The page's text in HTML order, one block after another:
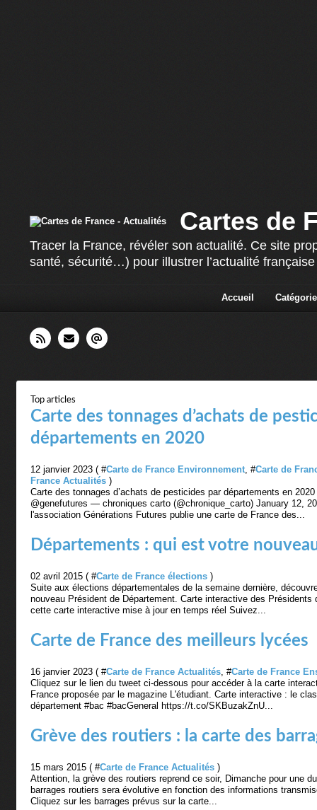
Cartes de
Tracer la France, révéler son actualité. Ce site
santé, sécurité…) pour illustrer l’actualité
Accueil
Top articles
Carte des tonnages d’achats de
départements en 2020
12 janvier 2023 ( #Carte de France Environnement, #Carte de
France Actualités )
Carte des tonnages d’achats de pesticides par départements en
@genefutures — chroniques carto (@chronique_carto) January 12,
l'association Générations Futures publie une carte de France des...
Départements : qui est votre
02 avril 2015 ( #Carte de France élections )
Suite aux élections départementales de la semaine dernière,
nouveau Président de Département. Carte interactive des Présidents
cette carte interactive mise à jour en temps réel Suivez...
Carte de France des meilleurs lycées
16 janvier 2023 ( #Carte de France Actualités, #Carte de France
Cliquez sur le lien du tweet ci-dessous pour accéder à la carte
France proposée par le magazine L'étudiant. Carte interactive : le
département #bac #bacGeneral https://t.co/SKBuzakZnU...
Grève des routiers : la carte des
15 mars 2015 ( #Carte de France Actualités )
Attention, la grève des routiers reprend ce soir, Dimanche pour une
barrages routiers sera évolutive en fonction des informations
Cliquez sur les barrages prévus sur la carte...